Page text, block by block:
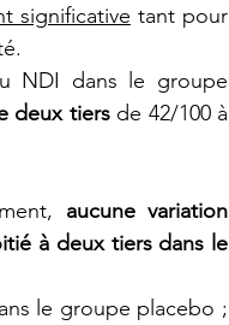
significative tant pour
NDI dans le groupe
deux tiers de 42/100 à
aucune variation
à deux tiers dans le
le groupe placebo ;